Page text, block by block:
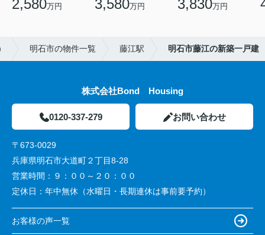
2,580万円 3,580万円 3,830万円
明石市の物件一覧 藤江駅 明石市藤江の新築一戸建
株式会社Bond Housing
0120-337-279 お問い合わせ
〒673-0029
兵庫県明石市大道町２丁目8-28
営業時間： ９：００～２０：００
定休日： 年中無休（水曜日・長期連休は事前要予約）
お客様の声一覧